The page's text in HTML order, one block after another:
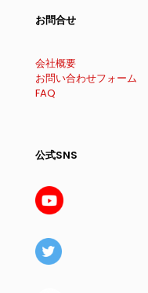
お問合せ
会社概要
お問い合わせフォーム
FAQ
公式SNS